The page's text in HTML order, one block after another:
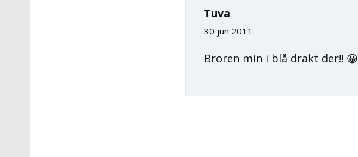
Tuva
30 jun 2011
Broren min i blå drakt der!! 😀